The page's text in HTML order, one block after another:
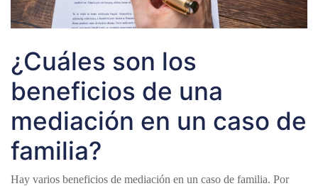
¿Cuáles son los
beneficios de una
mediación en un caso de
familia?
Hay varios beneficios de mediación en un caso de familia. Por